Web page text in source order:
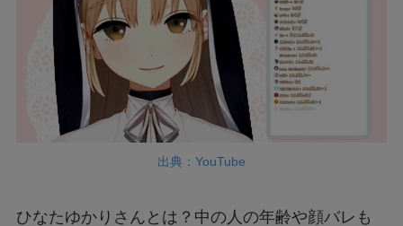
出典：YouTube
ひなたゆかりさんとは？中の人の年齢や顔バレも